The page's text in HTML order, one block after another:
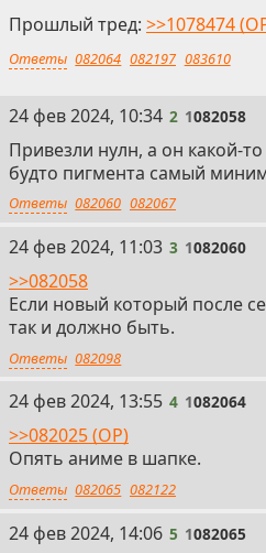
Прошлый тред: >>1078474
Ответы 082064 082197 083610
2
24 фев 2024, 10:34 2 1082058
Привезли нулн, а он какой-
будто пигмента самый
Ответы 082060 082067
3
24 фев 2024, 11:03 3 1082060
>>082058
Если новый который после
так и должно быть.
Ответы 082098
4
24 фев 2024, 13:55 4 1082064
>>082025 (OP)
Опять аниме в шапке.
Ответы 082065 082122
5
24 фев 2024, 14:06 5 1082065